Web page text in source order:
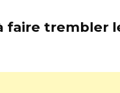
faire trembler